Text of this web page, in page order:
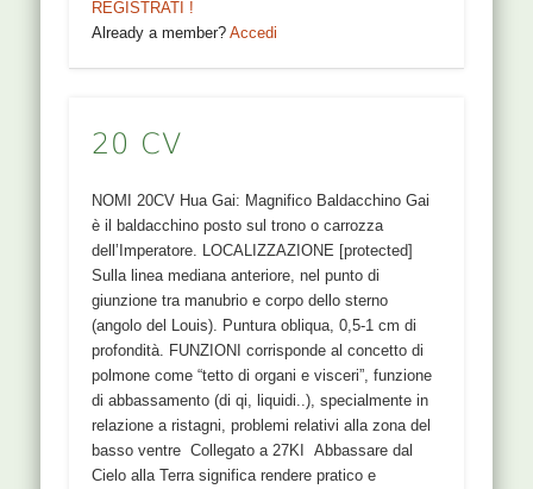
REGISTRATI !
Already a member?Accedi
20 CV
NOMI 20CV Hua Gai: Magnifico Baldacchino Gai
è il baldacchino posto sul trono o carrozza
dell’Imperatore. LOCALIZZAZIONE [protected]
Sulla linea mediana anteriore, nel punto di
giunzione tra manubrio e corpo dello sterno
(angolo del Louis). Puntura obliqua, 0,5-1 cm di
profondità. FUNZIONI corrisponde al concetto di
polmone come “tetto di organi e visceri”, funzione
di abbassamento (di qi, liquidi..), specialmente in
relazione a ristagni, problemi relativi alla zona del
basso ventre Collegato a 27KI Abbassare dal
Cielo alla Terra significa rendere pratico e